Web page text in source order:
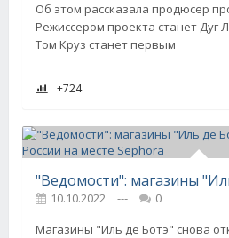
Об этом рассказала продюсер
Режиссером проекта станет Дуг
Том Круз станет первым
+724
10.10.2022 ---
0
Магазины "Иль де Ботэ" снова